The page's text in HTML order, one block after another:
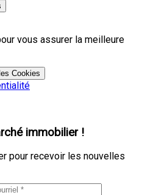
vous assurer la meilleure
Cookies
immobilier !
pour recevoir les nouvelles